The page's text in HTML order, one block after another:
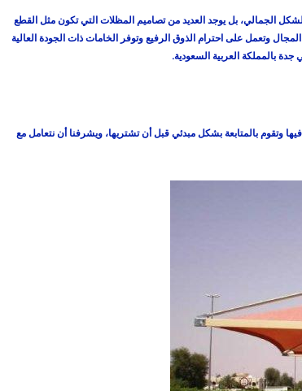
الجمالي، بل يوجد العديد من تصاميم المظلات التي تكون مثل القطع
وتعمل على احترام الذوق الرفيع وتوفر الخامات ذات الجودة العالية
جدة بالمملكة العربية السعودية.
وتقوم بالمتابعة بشكل مبدئي قبل أن تشتريها، ويشرفنا أن نتعامل مع